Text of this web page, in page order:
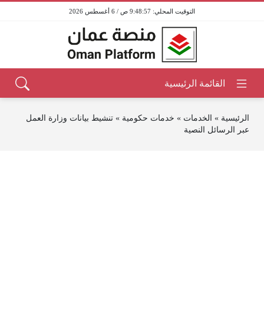
9:48:57 ص / 6 أغسطس 2026
الرئيسية » الخدمات » خدمات حكومية » تنشيط بيانات وزارة العمل
عبر الرسائل النصية